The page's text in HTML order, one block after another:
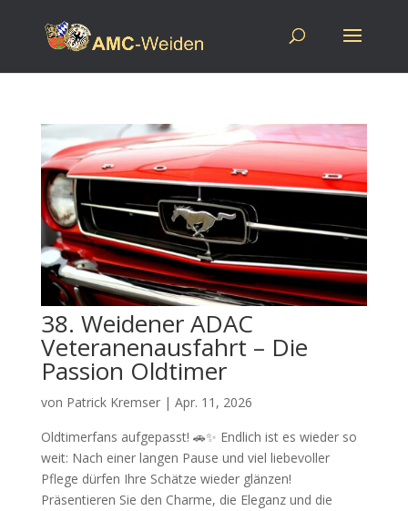
38. Weidener ADAC
Veteranenausfahrt – Die
Passion Oldtimer
von Patrick Kremser| Apr. 11, 2026
Oldtimerfans aufgepasst! 🚗✨ Endlich ist es wieder so
weit: Nach einer langen Pause und viel liebevoller
Pflege dürfen Ihre Schätze wieder glänzen!
Präsentieren Sie den Charme, die Eleganz und die